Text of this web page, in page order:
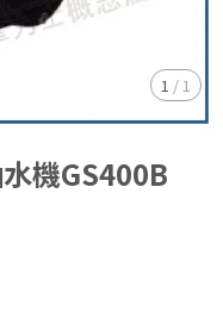
1 / 1
機GS400B